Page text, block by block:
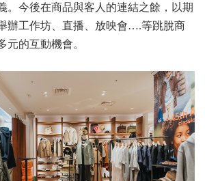
。今後在商品與客人的連結之餘，以期
辦工作坊、直播、放映會….等跳脫商
元的互動機會。